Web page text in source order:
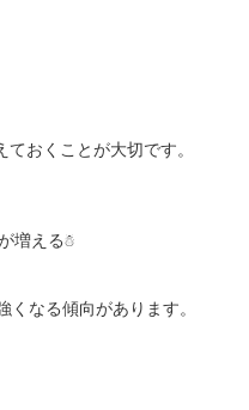
おくことが大切です。
増える☃️
なる傾向があります。